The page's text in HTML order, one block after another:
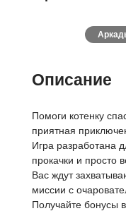
Описание
Помоги котенку
приятная
Игра разработана
прокачки и просто
Вас ждут
миссии с
Получайте бонусы